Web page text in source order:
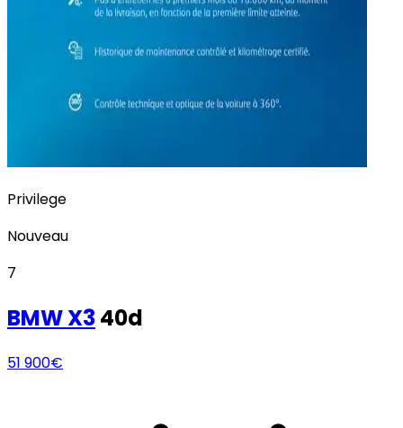
Privilege
Nouveau
7
BMWX340d
51 900€